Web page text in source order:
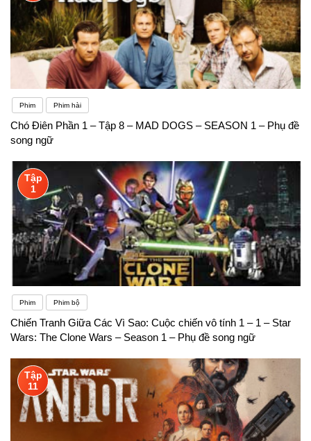
Phim Phim hài
Chó Điên Phần 1 – Tập 8 – MAD DOGS – SEASON 1 – Phụ đề
song ngữ
Tập
1
Phim Phim bộ
Chiến Tranh Giữa Các Vì Sao: Cuộc chiến vô tính 1 – 1 – Star
Wars: The Clone Wars – Season 1 – Phụ đề song ngữ
Tập
11